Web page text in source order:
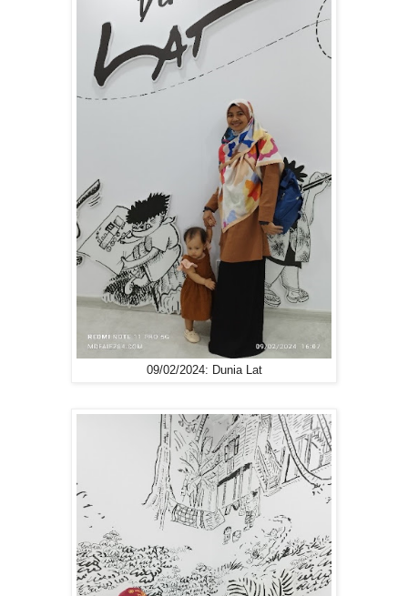
09/02/2024: Dunia Lat